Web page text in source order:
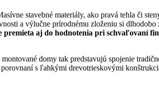
stavebné materiály, ako pravá tehla či
a výlučne prírodnému zloženiu si
premieta aj do hodnotenia pri schvaľovaní
domy tak predstavujú spojenie
s ľahkými drevotrieskovými